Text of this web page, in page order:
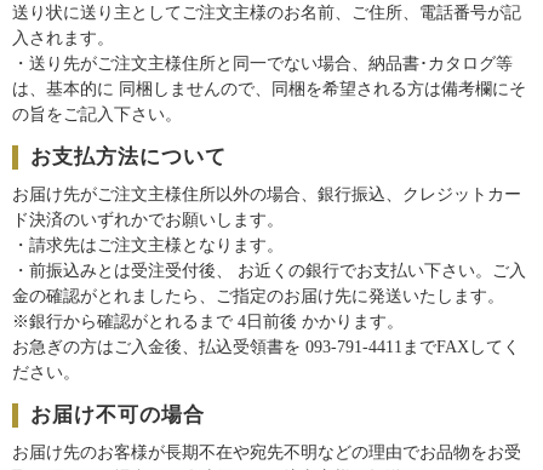
送り状に送り主としてご注文主様のお名前、ご住所、電話番号が記
入されます。
・送り先がご注文主様住所と同一でない場合、納品書･カタログ等
は、基本的に 同梱しませんので、同梱を希望される方は備考欄にそ
の旨をご記入下さい。
お支払方法について
お届け先がご注文主様住所以外の場合、銀行振込、クレジットカー
ド決済のいずれかでお願いします。
・請求先はご注文主様となります。
・前振込みとは受注受付後、 お近くの銀行でお支払い下さい。ご入
金の確認がとれましたら、ご指定のお届け先に発送いたします。
※銀行から確認がとれるまで 4日前後 かかります。
お急ぎの方はご入金後、払込受領書を 093-791-4411までFAXしてく
ださい。
お届け不可の場合
お届け先のお客様が長期不在や宛先不明などの理由でお品物をお受